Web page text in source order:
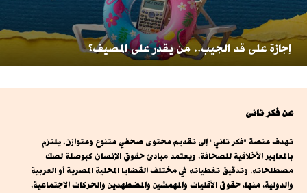
إجازة على قد الجيب.. من يقدر على المصيف؟
عن فكر تانى
تهدف منصة "فكر تاني" إلى تقديم محتوى صحفي متنوع ومتوازن، يلتزم
بالمعايير الأخلاقية للصحافة، ويعتمد مبادئ حقوق الإنسان كبوصلة لصك
مصطلحاته، وتدقيق تغطياته في مختلف القضايا المحلية المصرية أو العربية
والدولية، منها، حقوق الأقليات والمهمشين والمضطهدين والحركات الاجتماعية،